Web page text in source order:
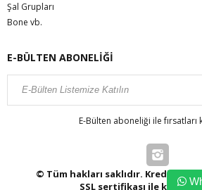
Şal Grupları
Bone vb.
E-BÜLTEN ABONELİĞİ
E-Bülten aboneliği ile fırsatları
© Tüm hakları saklıdır. Kredi
SSL sertifikası ile